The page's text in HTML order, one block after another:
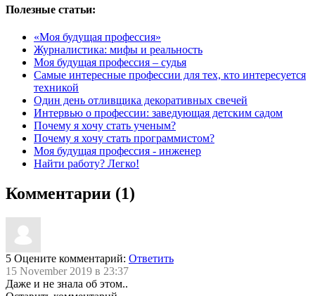
Полезные статьи:
«Моя будущая профессия»
Журналистика: мифы и реальность
Моя будущая профессия – судья
Самые интересные профессии для тех, кто интересуется
техникой
Один день отливщика декоративных свечей
Интервью о профессии: заведующая детским садом
Почему я хочу стать ученым?
Почему я хочу стать программистом?
Моя будущая профессия - инженер
Найти работу? Легко!
Комментарии (1)
5 Оцените комментарий: Ответить
15 November 2019 в 23:37
Даже и не знала об этом..